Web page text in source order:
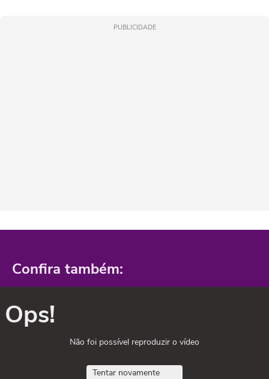
PUBLICIDADE
Confira também:
Ops!
Não foi possível reproduzir o vídeo
Tentar novamente